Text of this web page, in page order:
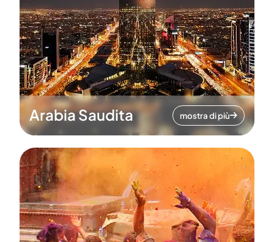
Arabia Saudita mostra di più